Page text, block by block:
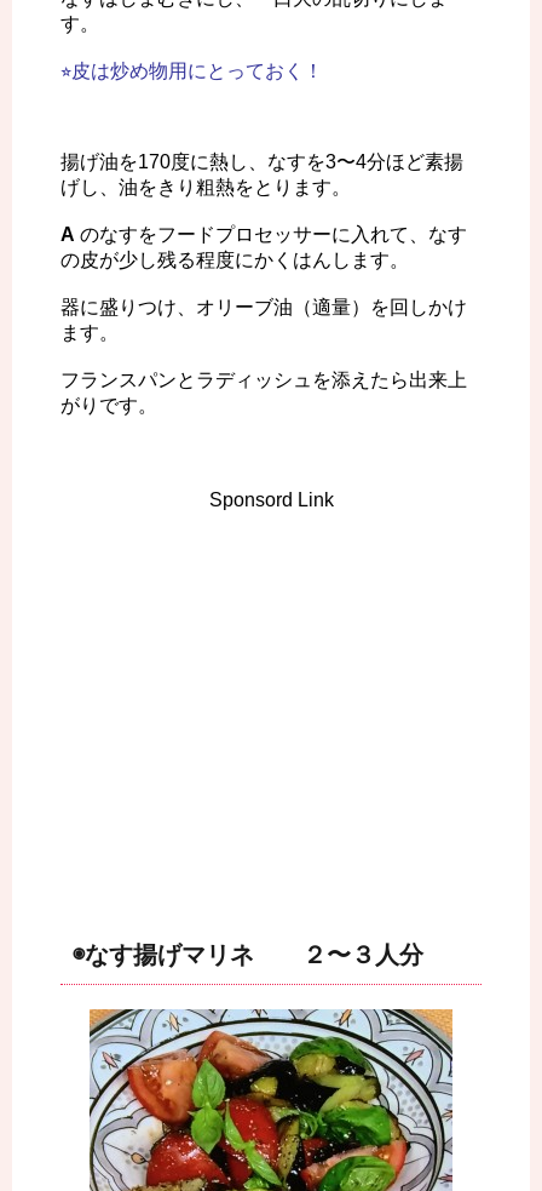
す。
⭐︎皮は炒め物用にとっておく！
揚げ油を170度に熱し、なすを3〜4分ほど素揚
げし、油をきり粗熱をとります。
A のなすをフードプロセッサーに入れて、なす
の皮が少し残る程度にかくはんします。
器に盛りつけ、オリーブ油（適量）を回しかけ
ます。
フランスパンとラディッシュを添えたら出来上
がりです。
Sponsord Link
◉なす揚げマリネ ２〜３人分